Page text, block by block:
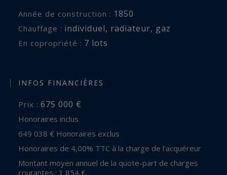
Année de construction : 1850
Chauffage : individuel, radiateur, gaz
En copropriété : 7 lots
INFOS FINANCIÈRES
Prix : 675 000 €
Honoraires inclus
649 038 € Honoraires exclus
Honoraires de 4,00% TTC à la charge de l'acquéreur
Montant moyen annuel de la quote-part de charges
courantes : 1 854 €.